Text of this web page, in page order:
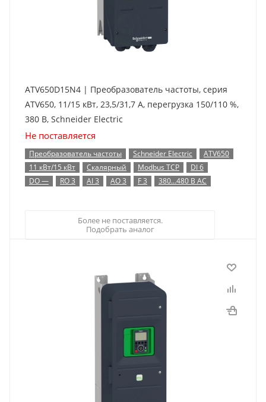
ATV650D15N4 | Преобразователь частоты, серия
ATV650, 11/15 кВт, 23,5/31,7 А, перегрузка 150/110 %,
380 В, Schneider Electric
Не поставляется
Преобразователь частоты Schneider Electric
ATV650
11 кВт/15 кВт
Скалярный Modbus TCP
DI 6
DO —
RO 3 AI 3 AO 3 F 3 380…480 В AC
Более не поставляется.
Подобрать аналог